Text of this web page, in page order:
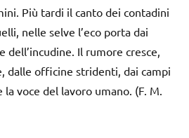
Più tardi il canto dei contadini
nelle selve l’eco porta dai
dell’incudine. Il rumore cresce,
dalle officine stridenti, dai campi
voce del lavoro umano. (F. M.